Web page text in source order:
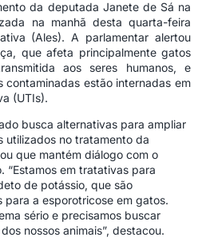
da deputada Janete de Sá na
na manhã desta quarta-feira
(Ales). A parlamentar alertou
que afeta principalmente gatos
aos seres humanos, e
contaminadas estão internadas em
(UTIs).
busca alternativas para ampliar
utilizados no tratamento da
que mantém diálogo com o
“Estamos em tratativas para
de potássio, que são
para a esporotricose em gatos.
sério e precisamos buscar
nossos animais”, destacou.